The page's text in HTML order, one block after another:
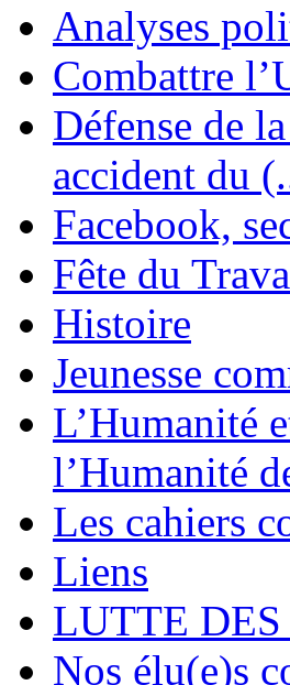
Analyses
Combattre
Défense de
accident du
Facebook,
Fête du
Histoire
Jeunesse
L’Humanité
l’Humanité
Les cahiers
Liens
LUTTE DES
Nos élu(e)s